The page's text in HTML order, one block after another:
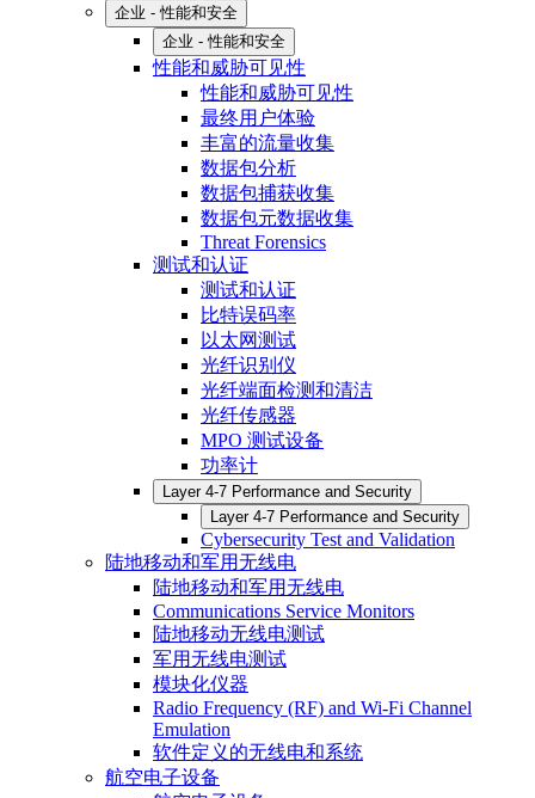
企业 - 性能和安全
企业 - 性能和安全
性能和威胁可见性
性能和威胁可见性
最终用户体验
丰富的流量收集
数据包分析
数据包捕获收集
数据包元数据收集
Threat Forensics
测试和认证
测试和认证
比特误码率
以太网测试
光纤识别仪
光纤端面检测和清洁
光纤传感器
MPO 测试设备
功率计
Layer 4-7 Performance and Security
Layer 4-7 Performance and Security
Cybersecurity Test and Validation
陆地移动和军用无线电
陆地移动和军用无线电
Communications Service Monitors
陆地移动无线电测试
军用无线电测试
模块化仪器
Radio Frequency (RF) and Wi-Fi Channel
Emulation
软件定义的无线电和系统
航空电子设备